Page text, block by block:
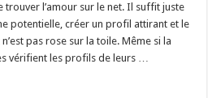
trouver l’amour sur le net. Il suffit juste
potentielle, créer un profil attirant et le
pas rose sur la toile. Même si la
vérifient les profils de leurs …